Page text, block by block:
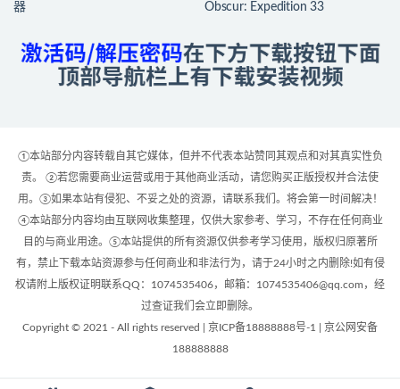
器
Obscur: Expedition 33
①本站部分内容转载自其它媒体，但并不代表本站赞同其观点和对其真实性负
责。 ②若您需要商业运营或用于其他商业活动，请您购买正版授权并合法使
用。③如果本站有侵犯、不妥之处的资源，请联系我们。将会第一时间解决！
④本站部分内容均由互联网收集整理，仅供大家参考、学习，不存在任何商业
目的与商业用途。⑤本站提供的所有资源仅供参考学习使用，版权归原著所
有，禁止下载本站资源参与任何商业和非法行为，请于24小时之内删除!如有侵
权请附上版权证明联系QQ：1074535406，邮箱：1074535406@qq.com，经
过查证我们会立即删除。
Copyright © 2021 - All rights reserved | 京ICP备18888888号-1 | 京公网安备
188888888